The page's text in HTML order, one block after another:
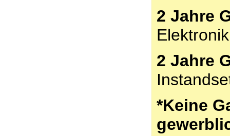
2 Jahre
2 Jahre
*Keine